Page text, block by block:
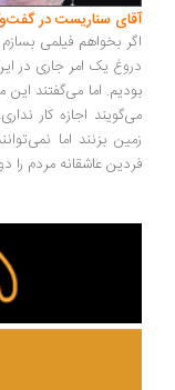
سناریست در گفت‌وگو با
بخواهم فیلمی بسازم که
یک امر جاری در این
اما می‌گفتند این
اجازه کار نداری،
بزنند اما نمی‌توانند
عاشقانه مردم را دوست